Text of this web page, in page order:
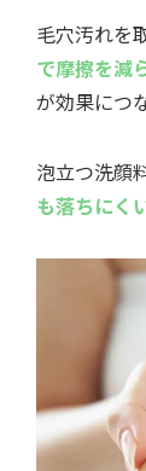
毛穴汚れを
で摩擦を減
が効果につ
泡立つ洗顔
も落ちにく